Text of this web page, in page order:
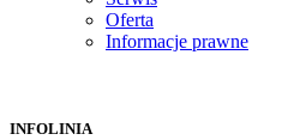
Oferta
Informacje prawne
INFOLINIA